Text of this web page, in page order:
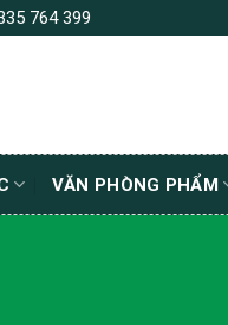
764 399
VĂN PHÒNG PHẨM